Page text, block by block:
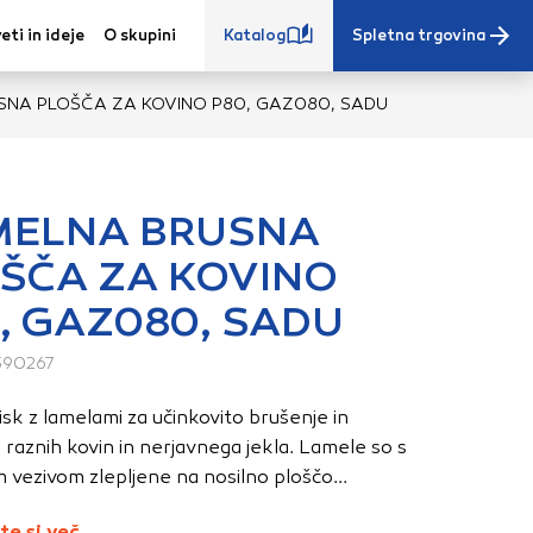
in ideje O skupini Katalog Spletna trgovina
PLOŠČA ZA KOVINO P80, GAZ080, SADU
BRUSNA
ZA KOVINO
GAZ080, SADU
z lamelami za učinkovito brušenje in
kovin in nerjavnega jekla. Lamele so s
vezivom zlepljene na nosilno ploščo...
vašega
vaše nastavitve,
Te
bolj
Klikajte
Blokiranje
Več